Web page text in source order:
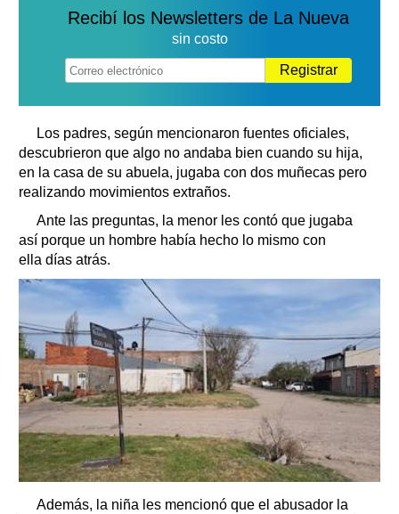
Recibí los Newsletters de La Nueva
sin costo
Registrar
Los padres, según mencionaron fuentes oficiales,
descubrieron que algo no andaba bien cuando su hija,
en la casa de su abuela, jugaba con dos muñecas pero
realizando movimientos extraños.
Ante las preguntas, la menor les contó que jugaba
así porque un hombre había hecho lo mismo con
ella días atrás.
Además, la niña les mencionó que el abusador la